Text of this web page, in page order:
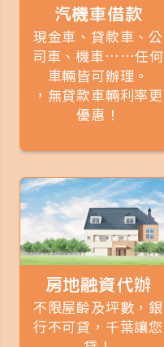
汽機車借款
現金車、貸款車、公
司車、機車……任何
車輛皆可辦理。
，無貸款車輛利率更
優惠！
房地融資代辦
不限屋齡及坪數，銀
行不可貸，千葉讓您